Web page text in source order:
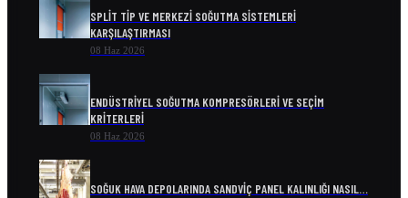
SPLIT TIP VE MERKEZI SOĞUTMA SISTEMLERI
KARŞILAŞTIRMASI
08 Haz 2026
ENDÜSTRIYEL SOĞUTMA KOMPRESÖRLERI VE SEÇIM
KRITERLERI
08 Haz 2026
SOĞUK HAVA DEPOLARINDA SANDVIÇ PANEL KALINLIĞI NASIL…